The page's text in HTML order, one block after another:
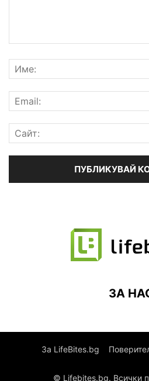
ЗА
За LifeBites.bg
© Lifebites.bg. Всички